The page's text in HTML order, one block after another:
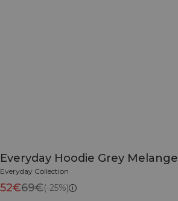
Everyday Hoodie Grey Melange
Everyday Collection
52€69€(-25%)